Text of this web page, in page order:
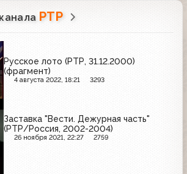
РТР
Русское лото (РТР, 31.12.2000)
(фрагмент)
4 августа 2022, 18:21 3293
Заставка "Вести. Дежурная часть"
(РТР/Россия, 2002-2004)
26 ноября 2021, 22:27 2759